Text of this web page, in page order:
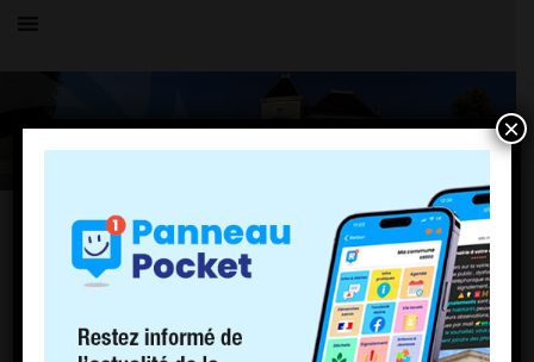
TOUS LES ÉVÉNEMENTS
LE VILLAGE
Vide dressing de printemps
1 avril 2023
×